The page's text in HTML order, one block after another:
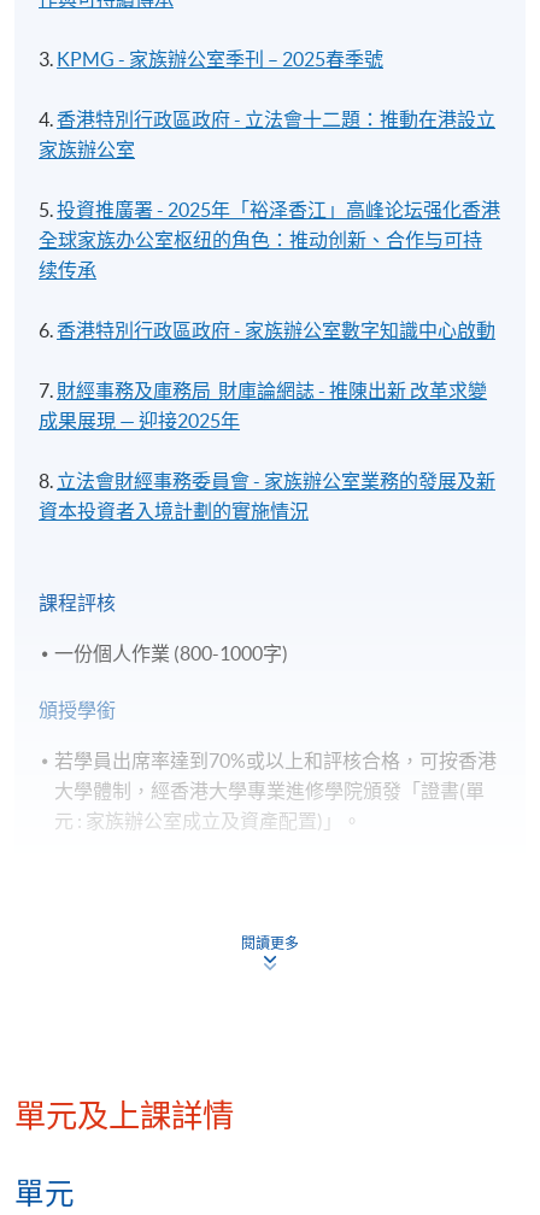
3. KPMG - 家族辦公室季刊 – 2025春季號
4.香港特別行政區政府 - 立法會十二題：推動在港設立
家族辦公室
5.投資推廣署 - 2025年「裕泽香江」高峰论坛强化香港
全球家族办公室枢纽的角色：推动创新、合作与可持
续传承
6.香港特別行政區政府 - 家族辦公室數字知識中心啟動
7. 財經事務及庫務局_財庫論網誌 - 推陳出新 改革求變
成果展現 — 迎接2025年
8. 立法會財經事務委員會 - 家族辦公室業務的發展及新
資本投資者入境計劃的實施情況
課程評核
一份個人作業 (800-1000字)
頒授學銜
若學員出席率達到70%或以上和評核合格，可按香港
大學體制，經香港大學專業進修學院頒發「證書(單
元 : 家族辦公室成立及資產配置)」。
閱讀更多
單元及上課詳情
單元